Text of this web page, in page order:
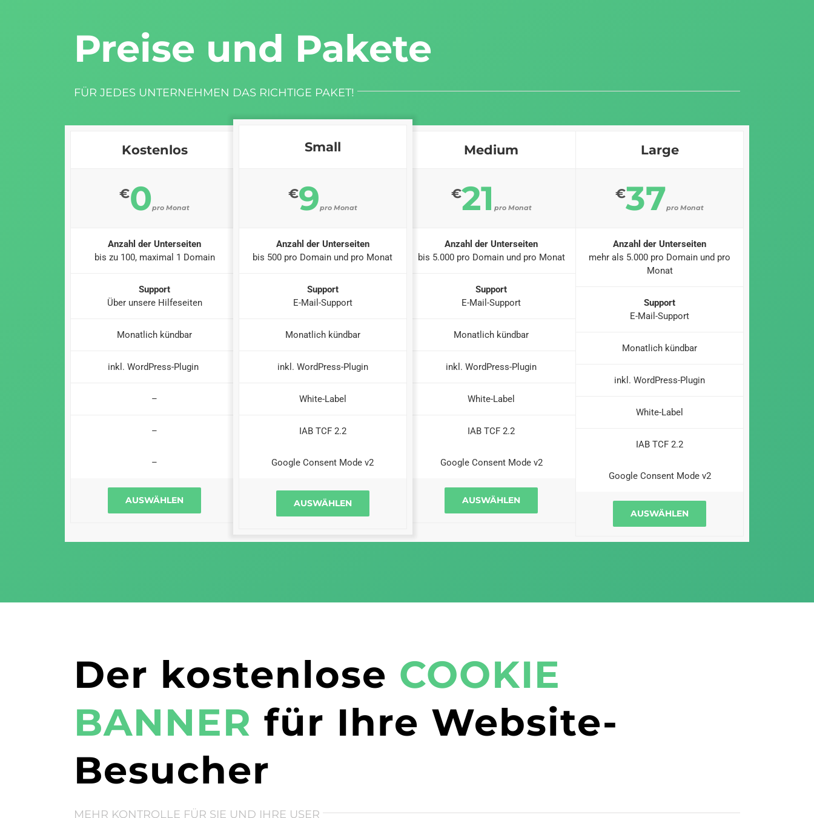
Preise und Pakete
FÜR JEDES UNTERNEHMEN DAS RICHTIGE PAKET!
Kostenlos
€0pro Monat
Anzahl der Unterseiten
bis zu 100, maximal 1 Domain
Support
Über unsere Hilfeseiten
Monatlich kündbar
inkl. WordPress-Plugin
–
–
–
AUSWÄHLEN
Small
€9pro Monat
Anzahl der Unterseiten
bis 500 pro Domain und pro Monat
Support
E-Mail-Support
Monatlich kündbar
inkl. WordPress-Plugin
White-Label
IAB TCF 2.2
Google Consent Mode v2
AUSWÄHLEN
Medium
€21 pro Monat
Anzahl der Unterseiten
bis 5.000 pro Domain und pro Monat
Support
E-Mail-Support
Monatlich kündbar
inkl. WordPress-Plugin
White-Label
IAB TCF 2.2
Google Consent Mode v2
AUSWÄHLEN
Large
€37pro Monat
Anzahl der Unterseiten
mehr als 5.000 pro Domain und pro
Monat
Support
E-Mail-Support
Monatlich kündbar
inkl. WordPress-Plugin
White-Label
IAB TCF 2.2
Google Consent Mode v2
AUSWÄHLEN
Der kostenlose COOKIE
BANNER für Ihre Website-
Besucher
MEHR KONTROLLE FÜR SIE UND IHRE USER